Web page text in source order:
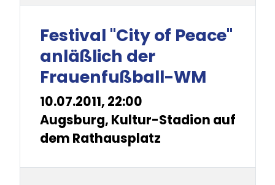
Festival "City of Peace"
anläßlich der
Frauenfußball-WM
10.07.2011, 22:00
Augsburg, Kultur-Stadion auf
dem Rathausplatz